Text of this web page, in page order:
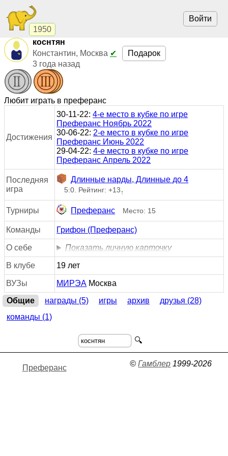
1950
Войти
коснтян
Константин, Москва ✔
3 года назад
Подарок
Любит играть в преферанс
Достижения
30-11-22:4-е место в кубке по игре
Преферанс Ноябрь 2022
30-06-22: 2-е место в кубке по игре
Преферанс Июнь 2022
29-04-22:4-е место в кубке по игре
Преферанс Апрель 2022
Последняя
игра
Длинные нарды, Длинные до 4
5:0. Рейтинг: +13↑
Турниры Преферанс Место: 15
Команды Грифон (Преферанс)
О себе Показать личную карточку
В клубе 19 лет
ВУЗы МИРЭА Москва
Общие
награды (5) игры архив
друзья (28)
команды (1)
🔍
Преферанс ©Гамблер 1999-2026